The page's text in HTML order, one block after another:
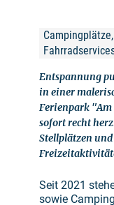
Entspannung
in einer
Ferienpark "Am
sofort recht
Stellplätzen
Seit 2021
sowie